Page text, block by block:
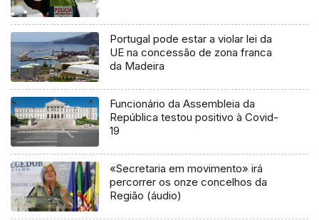
Portugal pode estar a violar lei da
UE na concessão de zona franca
da Madeira
Funcionário da Assembleia da
República testou positivo à Covid-
19
«Secretaria em movimento» irá
percorrer os onze concelhos da
Região (áudio)